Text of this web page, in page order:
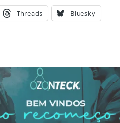
Threads Bluesky